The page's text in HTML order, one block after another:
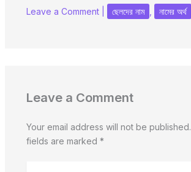
Leave a Comment ছেলদের নাম নামের অর্থ
Leave a Comment
Your email address will not be published.
fields are marked *